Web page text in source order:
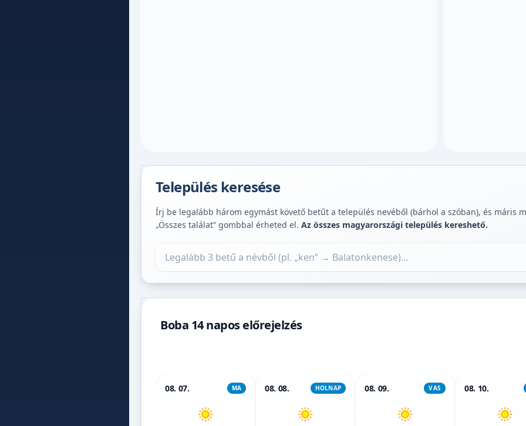
Település keresése
Írj be legalább három egymást követő betűt a település nevéből (bárhol a szóban), és máris
„Összes találat” gombbal érheted el. Az összes magyarországi település kereshető.
Boba 14 napos előrejelzés
08. 07. MA 08. 08. HOLNAP 08. 09. VAS 08. 10.